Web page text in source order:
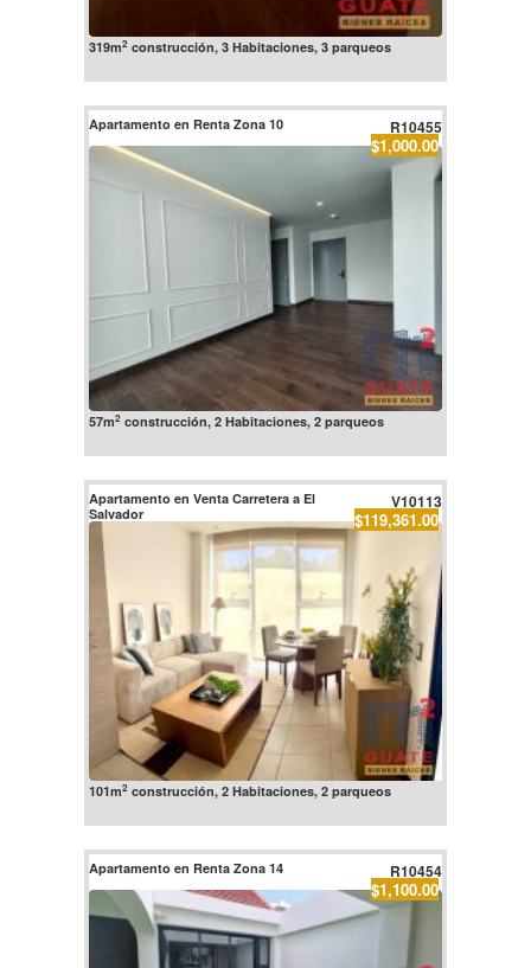
319m2construcción, 3 Habitaciones, 3 parqueos
Apartamento en Renta Zona 10 R10455
$1,000.00
57m2construcción, 2 Habitaciones, 2 parqueos
Apartamento en Venta Carretera a El
Salvador
V10113
$119,361.00
101m2construcción, 2 Habitaciones, 2 parqueos
Apartamento en Renta Zona 14 R10454
$1,100.00